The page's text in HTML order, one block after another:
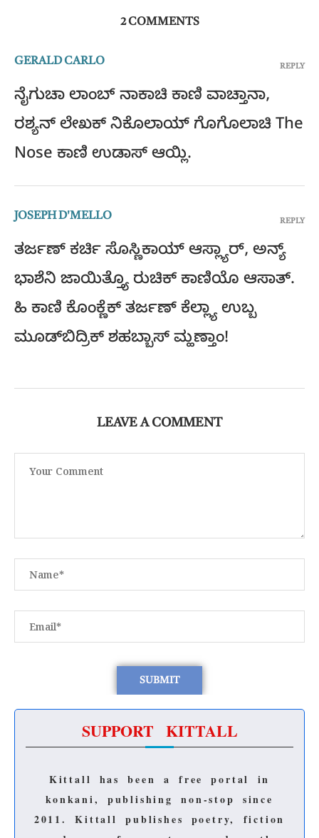
2 COMMENTS
GERALD CARLO
ನೈಗುಚಾ ಲಾಂಬ್ ನಾಕಾಚಿ ಕಾಣಿ ವಾಚ್ತಾನಾ,
ರಶ್ಯನ್ ಲೇಖಕ್ ನಿಕೊಲಾಯ್ ಗೊಗೊಲಾಚಿ The
Nose ಕಾಣಿ ಉಡಾಸ್ ಆಯ್ಲಿ.
REPLY
JOSEPH D'MELLO
ತರ್ಜಣ್ ಕರ್ಚಿ ಸೊಸ್ಣಿಕಾಯ್ ಆಸ್ಲ್ಯಾರ್, ಅನ್ಯ್
ಭಾಶೆನಿ ಜಾಯಿತ್ತ್ಯೊ ರುಚಿಕ್ ಕಾಣಿಯೊ ಆಸಾತ್.
ಹಿ ಕಾಣಿ ಕೊಂಕ್ಣೆಕ್ ತರ್ಜಣ್ ಕೆಲ್ಲ್ಯಾ ಉಬ್ಬ
ಮೂಡ್‌ಬಿದ್ರಿಕ್ ಶಹಬ್ಬಾಸ್ ಮ್ಹಣ್ತಾಂ!
REPLY
LEAVE A COMMENT
SUPPORT KITTALL
Kittall has been a free portal in
konkani, publishing non-stop since
2011.Kittall publishes poetry, fiction